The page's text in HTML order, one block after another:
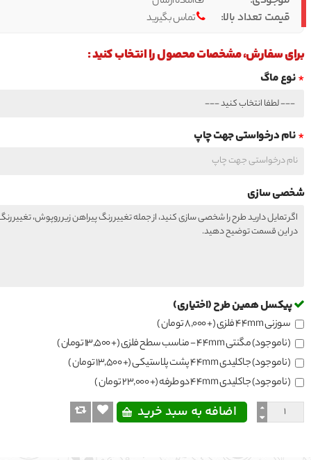
قیمت تعداد بالا: تماس بگیرید
برای سفارش، مشخصات محصول را انتخاب کنید :
نوع ماگ
نام درخواستی جهت چاپ
شخصی سازی
پیکسل همین طرح (اختیاری)
سوزنی 44mm فلزی
(+ 8,000 تومان )
(ناموجود) مگنتی 44mm - مناسب سطح فلزی
(+ 13,500 تومان )
(ناموجود) جاکلیدی 44mm پشت پلاستیکی
(+ 13,500 تومان )
(ناموجود) جاکلیدی 44mm دو طرفه
(+ 23,000 تومان )